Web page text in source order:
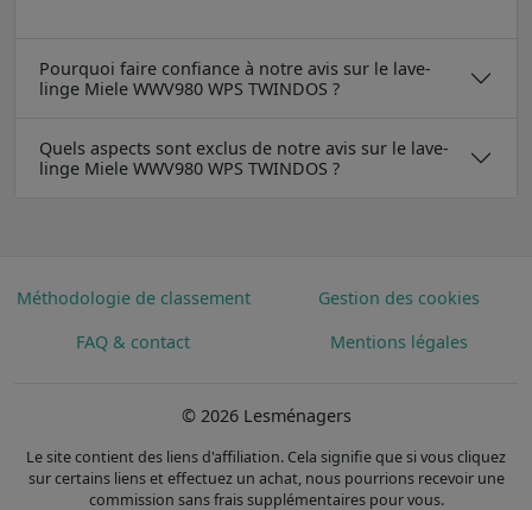
Pourquoi faire confiance à notre avis sur le lave-
linge Miele WWV980 WPS TWINDOS ?
Quels aspects sont exclus de notre avis sur le lave-
linge Miele WWV980 WPS TWINDOS ?
Méthodologie de classement
Gestion des cookies
FAQ & contact
Mentions légales
© 2026 Lesménagers
Le site contient des liens d'affiliation. Cela signifie que si vous cliquez
sur certains liens et effectuez un achat, nous pourrions recevoir une
commission sans frais supplémentaires pour vous.